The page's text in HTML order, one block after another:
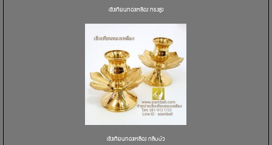
เชิงเทียนทองเหลือง ทรงสูง
เชิงเทียนทองเหลือง กลีบบัว